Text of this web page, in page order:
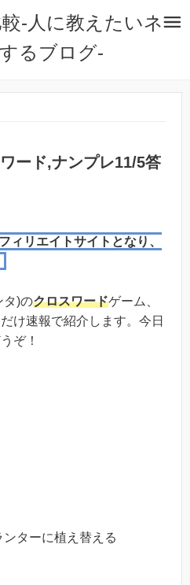
-人に教えたいネ
るブログ-
ード,ナンプレ11/5答
ィリエイトサイトとなり、
タ)のクロスワードゲーム、
け速報で紹介します。今日
ぞ！
ターに植え替える